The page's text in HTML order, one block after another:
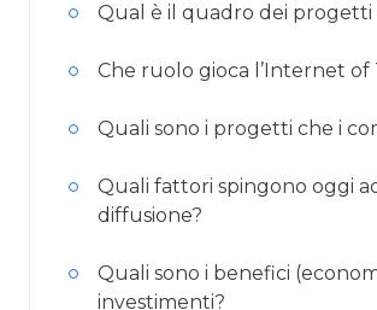
Qual è il quadro dei progetti
Che ruolo gioca l’Internet
Quali sono i progetti che i
Quali fattori spingono oggi
diffusione?
Quali sono i benefici
investimenti?